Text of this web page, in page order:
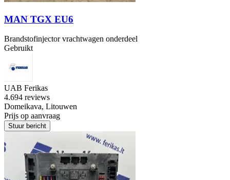
MAN TGX EU6
Brandstofinjector vrachtwagen onderdeel
Gebruikt
UAB Ferikas
4.694 reviews
Domeikava, Litouwen
Prijs op aanvraag
Stuur bericht